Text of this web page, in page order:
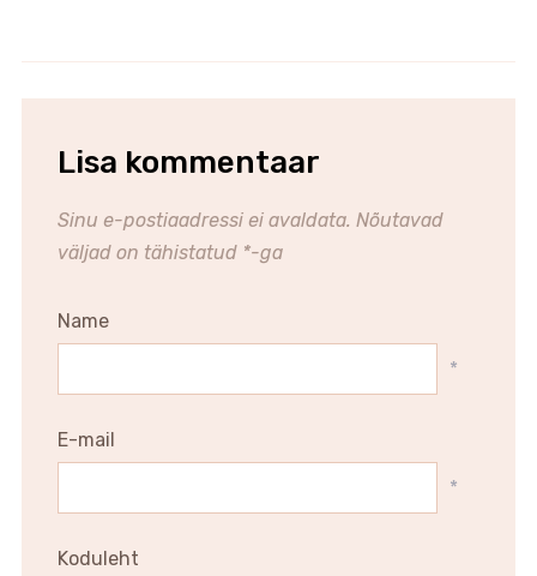
Lisa kommentaar
Sinu e-postiaadressi ei avaldata. Nõutavad
väljad on tähistatud *-ga
Name
*
E-mail
*
Koduleht